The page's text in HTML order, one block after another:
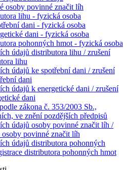
osoby povinné značit líh
lihu - fyzická osoba
dani - fyzická osoba
dani - fyzická osoba
pohonných hmot - fyzická osoba
údajů distributora lihu / zrušení
lihu
údajů ke spotřební dani / zrušení
dani
údajů k energetické dani / zrušení
dani
zákona č. 353/2003 Sb.,
ve znění pozdějších předpisů
údajů osoby povinné značit líh /
osoby povinné značit líh
údajů distributora pohonných
distributora pohonných hmot